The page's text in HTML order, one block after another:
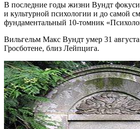
В последние годы жизни Вундт
и культурной психологии и до самой
фундаментальный 10-томник
Вильгельм Макс Вундт умер 31
Гросботене, близ Лейпцига.